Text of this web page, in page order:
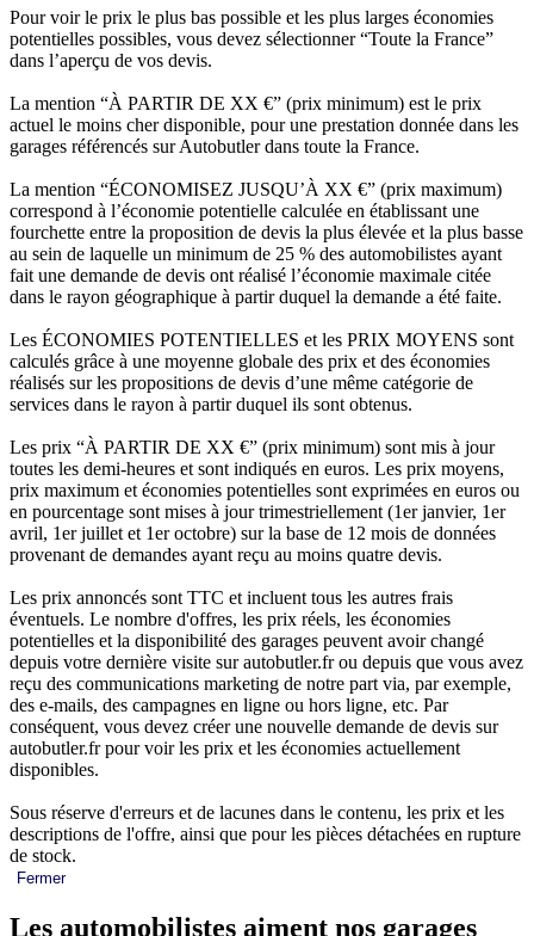
Pour voir le prix le plus bas possible et les plus larges économies
potentielles possibles, vous devez sélectionner “Toute la France”
dans l’aperçu de vos devis.
La mention “À PARTIR DE XX €” (prix minimum) est le prix
actuel le moins cher disponible, pour une prestation donnée dans les
garages référencés sur Autobutler dans toute la France.
La mention “ÉCONOMISEZ JUSQU’À XX €” (prix maximum)
correspond à l’économie potentielle calculée en établissant une
fourchette entre la proposition de devis la plus élevée et la plus basse
au sein de laquelle un minimum de 25 % des automobilistes ayant
fait une demande de devis ont réalisé l’économie maximale citée
dans le rayon géographique à partir duquel la demande a été faite.
Les ÉCONOMIES POTENTIELLES et les PRIX MOYENS sont
calculés grâce à une moyenne globale des prix et des économies
réalisés sur les propositions de devis d’une même catégorie de
services dans le rayon à partir duquel ils sont obtenus.
Les prix “À PARTIR DE XX €” (prix minimum) sont mis à jour
toutes les demi-heures et sont indiqués en euros. Les prix moyens,
prix maximum et économies potentielles sont exprimées en euros ou
en pourcentage sont mises à jour trimestriellement (1er janvier, 1er
avril, 1er juillet et 1er octobre) sur la base de 12 mois de données
provenant de demandes ayant reçu au moins quatre devis.
Les prix annoncés sont TTC et incluent tous les autres frais
éventuels. Le nombre d'offres, les prix réels, les économies
potentielles et la disponibilité des garages peuvent avoir changé
depuis votre dernière visite sur autobutler.fr ou depuis que vous avez
reçu des communications marketing de notre part via, par exemple,
des e-mails, des campagnes en ligne ou hors ligne, etc. Par
conséquent, vous devez créer une nouvelle demande de devis sur
autobutler.fr pour voir les prix et les économies actuellement
disponibles.
Sous réserve d'erreurs et de lacunes dans le contenu, les prix et les
descriptions de l'offre, ainsi que pour les pièces détachées en rupture
de stock.
Fermer
Les automobilistes aiment nos garages